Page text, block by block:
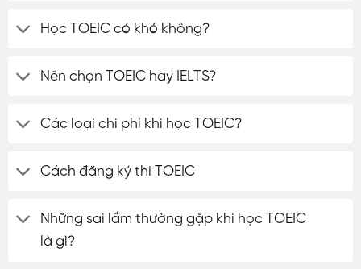
Học TOEIC có khó không?
Nên chọn TOEIC hay IELTS?
Các loại chi phí khi học TOEIC?
Cách đăng ký thi TOEIC
Những sai lầm thường gặp khi học TOEIC
là gì?